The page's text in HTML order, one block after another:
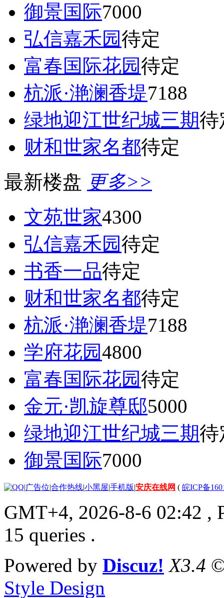
御景国际7000
弘信嘉禾园待定
富春国际花园待定
杭派·滟澜香堤7188
绿地迎江世纪城三期待
财和世家名都待定
最新楼盘 更多>>
文苑世家4300
弘信嘉禾园待定
书香一品待定
财和世家名都待定
杭派·滟澜香堤7188
学府花园4800
富春国际花园待定
金元·凯旋尊邸5000
绿地迎江世纪城三期待
御景国际7000
|广告位|合作热线|小黑屋|手机版|安庆在线网 ( 皖ICP备
GMT+4, 2026-8-6 02:42 ,
15 queries .
Powered by Discuz! X3.4
Style Design